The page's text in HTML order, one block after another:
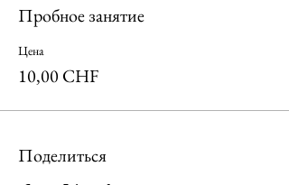
Пробное занятие
Цена
10,00 CHF
Поделиться